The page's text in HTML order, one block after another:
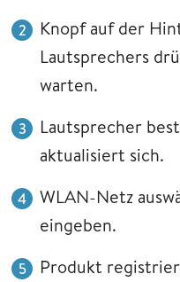
Knopf auf der
Lautsprechers
warten.
Lautsprecher
aktualisiert sich.
WLAN-Netz
eingeben.
Produkt